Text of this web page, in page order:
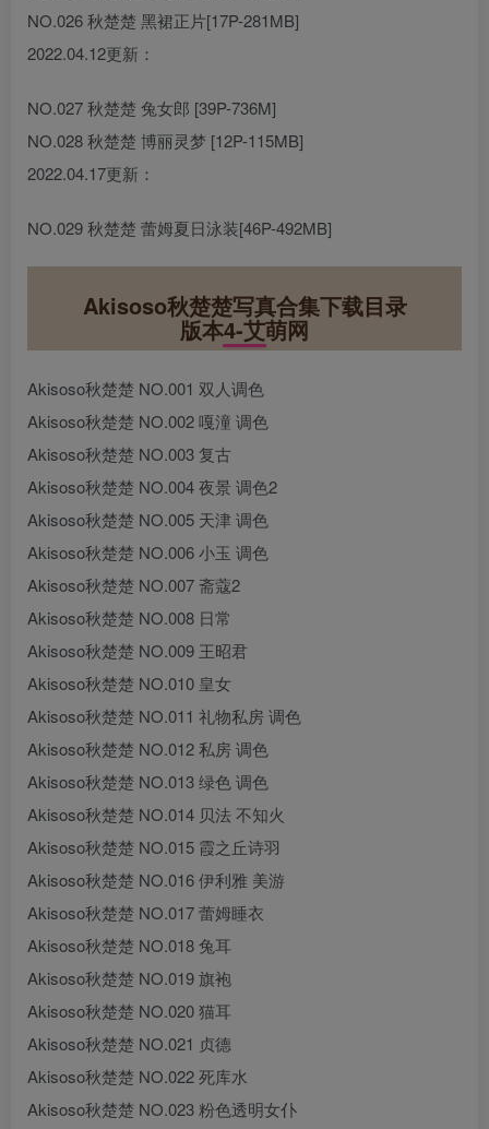
NO.026 秋楚楚 黑裙正片[17P-281MB]
2022.04.12更新：
NO.027 秋楚楚 兔女郎 [39P-736M]
NO.028 秋楚楚 博丽灵梦 [12P-115MB]
2022.04.17更新：
NO.029 秋楚楚 蕾姆夏日泳装[46P-492MB]
Akisoso秋楚楚写真合集下载目录
版本4-艾萌网
Akisoso秋楚楚 NO.001 双人调色
Akisoso秋楚楚 NO.002 嘎潼 调色
Akisoso秋楚楚 NO.003 复古
Akisoso秋楚楚 NO.004 夜景 调色2
Akisoso秋楚楚 NO.005 天津 调色
Akisoso秋楚楚 NO.006 小玉 调色
Akisoso秋楚楚 NO.007 斋蔻2
Akisoso秋楚楚 NO.008 日常
Akisoso秋楚楚 NO.009 王昭君
Akisoso秋楚楚 NO.010 皇女
Akisoso秋楚楚 NO.011 礼物私房 调色
Akisoso秋楚楚 NO.012 私房 调色
Akisoso秋楚楚 NO.013 绿色 调色
Akisoso秋楚楚 NO.014 贝法 不知火
Akisoso秋楚楚 NO.015 霞之丘诗羽
Akisoso秋楚楚 NO.016 伊利雅 美游
Akisoso秋楚楚 NO.017 蕾姆睡衣
Akisoso秋楚楚 NO.018 兔耳
Akisoso秋楚楚 NO.019 旗袍
Akisoso秋楚楚 NO.020 猫耳
Akisoso秋楚楚 NO.021 贞德
Akisoso秋楚楚 NO.022 死库水
Akisoso秋楚楚 NO.023 粉色透明女仆